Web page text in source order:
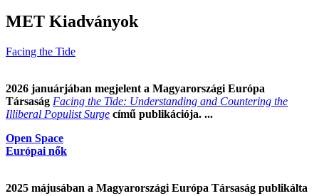
MET Kiadványok
Facing the Tide
2026 januárjában megjelent a Magyarországi Európa
Társaság Facing the Tide: Understanding and Countering the
Illiberal Populist Surge című publikációja. ...
Open Space
Európai nők
2025 májusában a Magyarországi Európa Társaság publikálta